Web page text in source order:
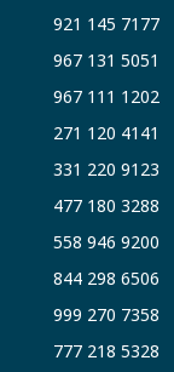
921 145 7177
967 131 5051
967 111 1202
271 120 4141
331 220 9123
477 180 3288
558 946 9200
844 298 6506
999 270 7358
777 218 5328